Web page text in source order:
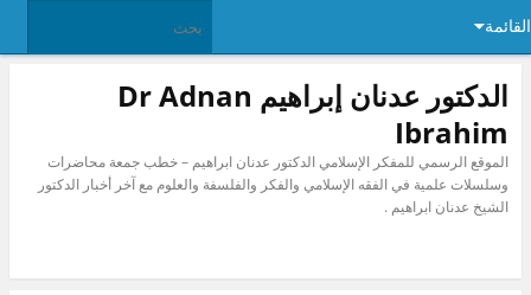
الدكتور عدنان إبراهيم Dr Adnan
Ibrahim
الموقع الرسمي للمفكر الإسلامي الدكتور عدنان ابراهيم – خطب جمعة محاضرات
وسلسلات علمية في الفقه الإسلامي والفكر والفلسفة والعلوم مع آخر أخبار الدكتور
الشيخ عدنان ابراهيم .